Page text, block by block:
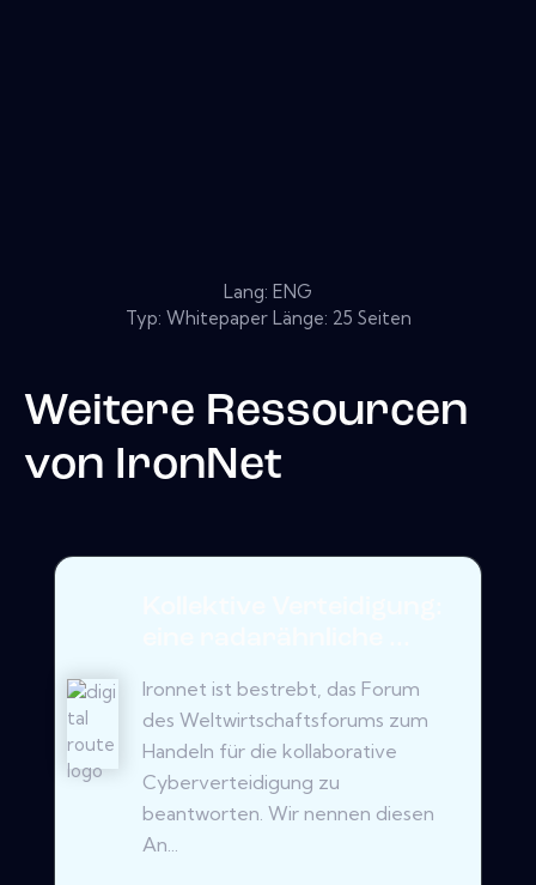
Lang: ENG
Typ: Whitepaper Länge: 25 Seiten
Weitere Ressourcen
von IronNet
Ironnet ist bestrebt, das Forum
des Weltwirtschaftsforums zum
Handeln für die kollaborative
Cyberverteidigung zu
beantworten. Wir nennen diesen
An...